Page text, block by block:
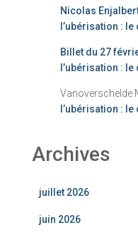
Nicolas
l’ubérisation : le
Billet du 27
l’ubérisation : le
Vanoverschelde
l’ubérisation : le
Archives
juillet 2026
juin 2026